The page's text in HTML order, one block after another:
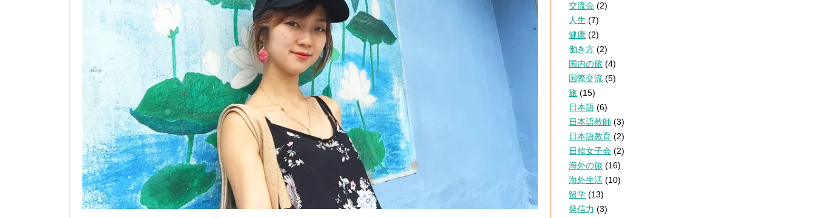
交流会 (2)
人生 (7)
健康 (2)
働き方 (2)
国内の旅 (4)
国際交流 (5)
旅 (15)
日本語 (6)
日本語教師 (3)
日本語教育 (2)
日韓女子会 (2)
海外の旅 (16)
海外生活 (10)
留学 (13)
発信力 (3)